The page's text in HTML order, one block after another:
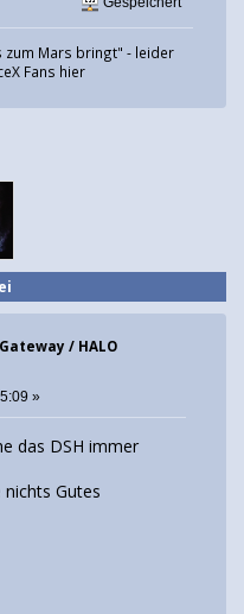
zum Mars bringt" - leider
Fans hier
/ HALO
»
das DSH immer
Gutes